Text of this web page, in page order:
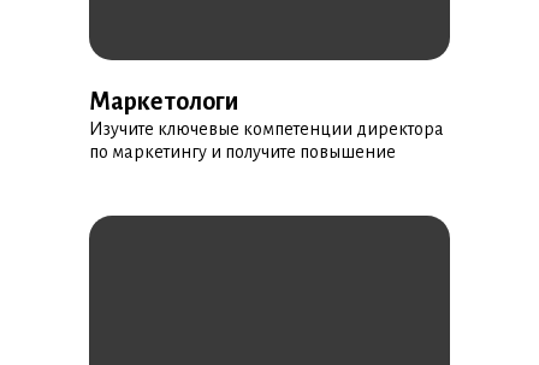
Маркетологи
Изучите ключевые компетенции директора
по маркетингу и получите повышение